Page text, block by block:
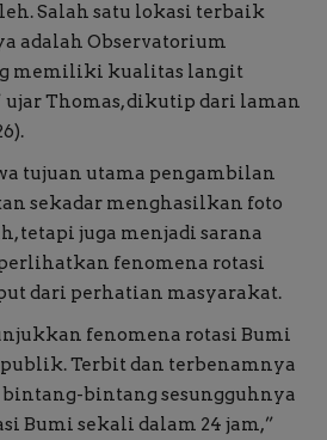
Salah satu lokasi terbaik
adalah Observatorium
memiliki kualitas langit
ujar Thomas, dikutip dari laman
tujuan utama pengambilan
sekadar menghasilkan foto
tetapi juga menjadi sarana
fenomena rotasi
dari perhatian masyarakat.
fenomena rotasi Bumi
Terbit dan terbenamnya
bintang-bintang sesungguhnya
Bumi sekali dalam 24 jam,”